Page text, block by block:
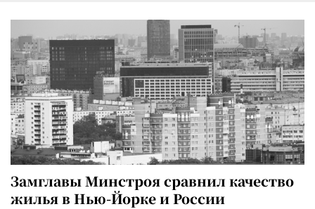
Замглавы Минстроя сравнил качество
жилья в Нью-Йорке и России